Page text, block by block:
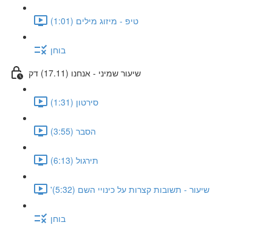
טיפ - מיזוג מילים (1:01)
בוחן
שיעור שמיני - אנחנו (17.11) דק
סירטון (1:31)
הסבר (3:55)
תירגול (6:13)
'שיעור - תשובות קצרות על כינויי השם (5:32)
בוחן